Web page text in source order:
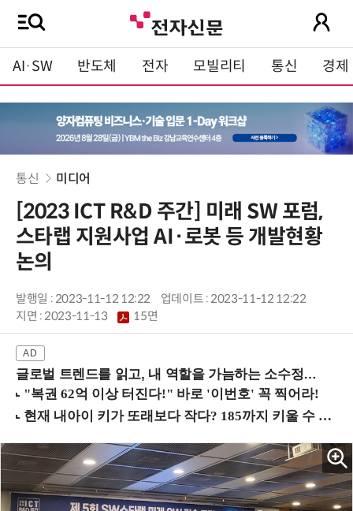
AI·SW 반도체 전자 모빌리티 통신 경제
통신 미디어
[2023 ICT R&D 주간] 미래 SW 포럼,
스타랩 지원사업 AI·로봇 등 개발현황
논의
발행일 : 2023-11-12 12:22
업데이트 : 2023-11-12 12:22
지면 :2023-11-13 15면
글로벌 트렌드를 읽고, 내 역할을 가늠하는 소수정예 실습 워크숍 (8/28 신논현역)